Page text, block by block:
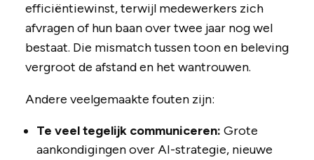
efficiëntiewinst, terwijl medewerkers zich
afvragen of hun baan over twee jaar nog wel
bestaat. Die mismatch tussen toon en beleving
vergroot de afstand en het wantrouwen.
Andere veelgemaakte fouten zijn:
Te veel tegelijk communiceren: Grote
aankondigingen over AI-strategie, nieuwe